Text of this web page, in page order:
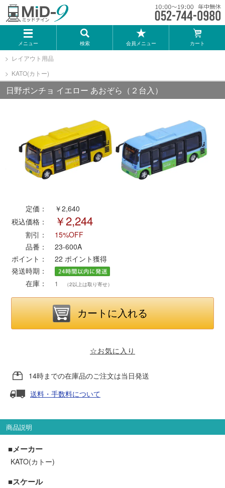
メニュー 検索 会員メニュー カート
メーカー一覧
TOMIX
KATO
トミーテック
マイクロエース
タカラトミー（プラレール）
ポポンデッタ
MODEMO(モデモ)
さんけい
トラムウェイ
セール品・キャンペーン
セール商品
レイアウト用品
KATO(カトー)
日野ポンチョ イエロー あおぞら（２台入）
定価：
￥2,640
税込価格：
￥2,244
割引：
15%OFF
品番：
23-600A
ポイント：
22 ポイント獲得
発送時期：
在庫：
1 （2以上は取り寄せ）
☆お気に入り
14時までの在庫品のご注文は当日発送
送料・手数料について
商品説明
■メーカー
KATO(カトー)
■スケール